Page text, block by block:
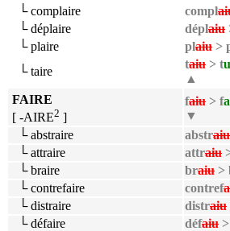
└ complaire compl
└ déplaire
déplaiu
└ plaire
plaiu >
└ taire
taiu > tu
▲
FAIRE
[ -AIRE2 ]
faiu > f
▼
└ abstraire
abstraiu
└ attraire
attraiu
└ braire
braiu >
└ contrefaire
contref
└ distraire
distraiu
└ défaire
défaiu